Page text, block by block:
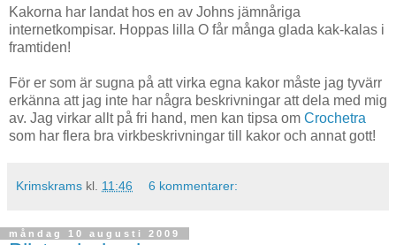
Kakorna har landat hos en av Johns jämnåriga
internetkompisar. Hoppas lilla O får många glada kak-kalas i
framtiden!
För er som är sugna på att virka egna kakor måste jag tyvärr
erkänna att jag inte har några beskrivningar att dela med mig
av. Jag virkar allt på fri hand, men kan tipsa om Crochetra
som har flera bra virkbeskrivningar till kakor och annat gott!
Krimskrams kl. 11:46 6 kommentarer:
måndag 10 augusti 2009